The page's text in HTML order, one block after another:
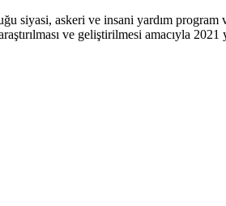
askeri ve insani yardım program
ve geliştirilmesi amacıyla